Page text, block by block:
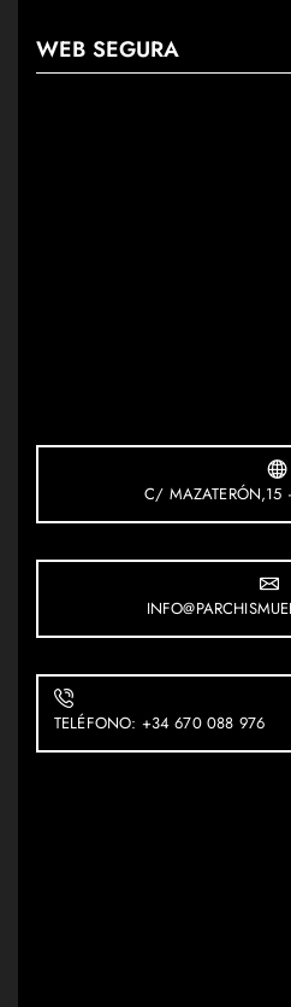
WEB SEGURA
C/ MAZATERÓN,15
TELÉFONO: +34 670 088 976